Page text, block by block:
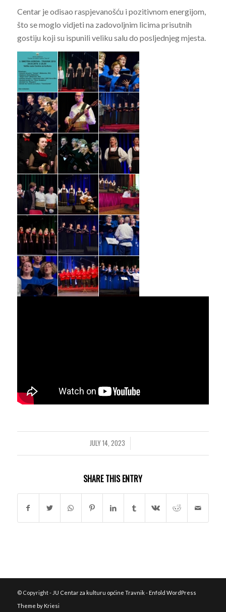
Centar je odisao raspjevanošću i pozitivnom energijom,
što se moglo vidjeti na zadovoljnim licima prisutnih
gostiju koji su ispunili veliku salu do posljednjeg mjesta.
JULY 14, 2023
/
SHARE THIS ENTRY
© Copyright - JU Centar za kulturu općine Travnik- Enfold WordPress
Theme by Kriesi